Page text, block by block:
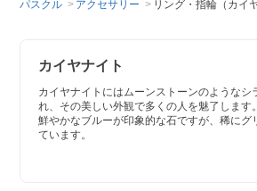
パスクル アクセサリー リング・指輪（カイ
カイヤナイト
カイヤナイトにはムーンストーンのようなシ
れ、その美しい外観で多くの人を魅了します。
鮮やかなブルーが印象的な石ですが、稀にグ
ています。